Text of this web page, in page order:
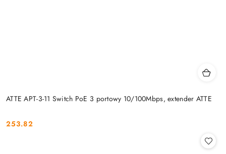
ATTE APT-3-11 Switch PoE 3 portowy 10/100Mbps, extender ATTE
Cena:
253.82